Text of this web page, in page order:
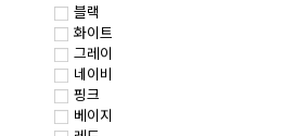
블랙
화이트
그레이
네이비
핑크
베이지